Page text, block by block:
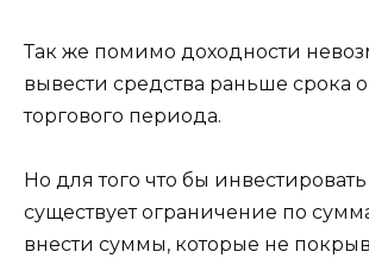
Так же помимо доходности
вывести средства раньше срока
торгового периода.
Но для того что бы
существует ограничение по
внести суммы, которые не